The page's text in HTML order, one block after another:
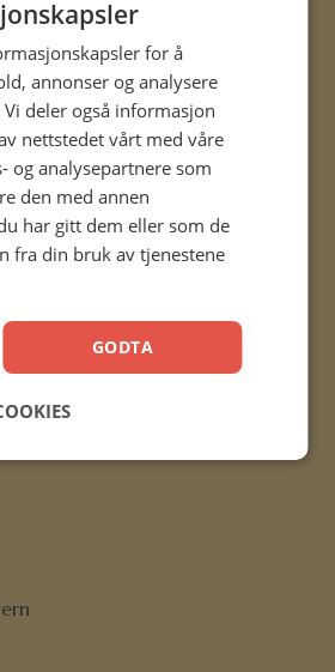
C, 2007 Kjeller
for å
annonser og analysere
deler også informasjon
nettstedet vårt med våre
og analysepartnere som
den med annen
har gitt dem eller som de
fra din bruk av tjenestene
GODTA